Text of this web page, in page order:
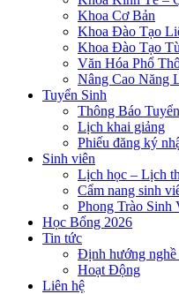
Khoa Cơ Bản
Khoa Đào Tạo
Khoa Đào Tạo
Văn Hóa Phổ
Nâng Cao Năng
Tuyển Sinh
Thông Báo
Lịch khai giảng
Phiếu đăng ký
Sinh viên
Lịch học – Lịch
Cẩm nang sinh
Phong Trào Sinh
Học Bổng 2026
Tin tức
Định hướng nghề
Hoạt Động
Liên hệ